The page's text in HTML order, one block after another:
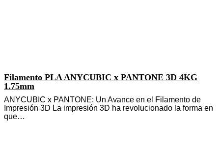
Filamento PLA ANYCUBIC x PANTONE 3D 4KG
1.75mm
ANYCUBIC x PANTONE: Un Avance en el Filamento de
Impresión 3D La impresión 3D ha revolucionado la forma en
que…